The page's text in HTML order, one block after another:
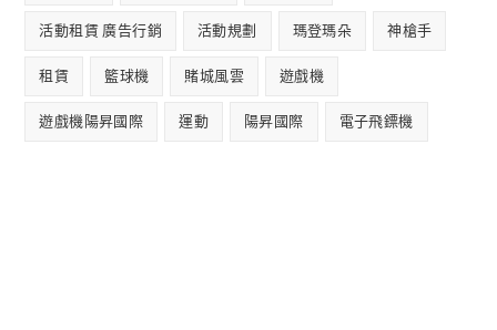
活動租賃 廣告行銷 活動規劃 瑪登瑪朵 神槍手
租賃 籃球機 賭城風雲 遊戲機
遊戲機陽昇國際 運動 陽昇國際 電子飛鏢機